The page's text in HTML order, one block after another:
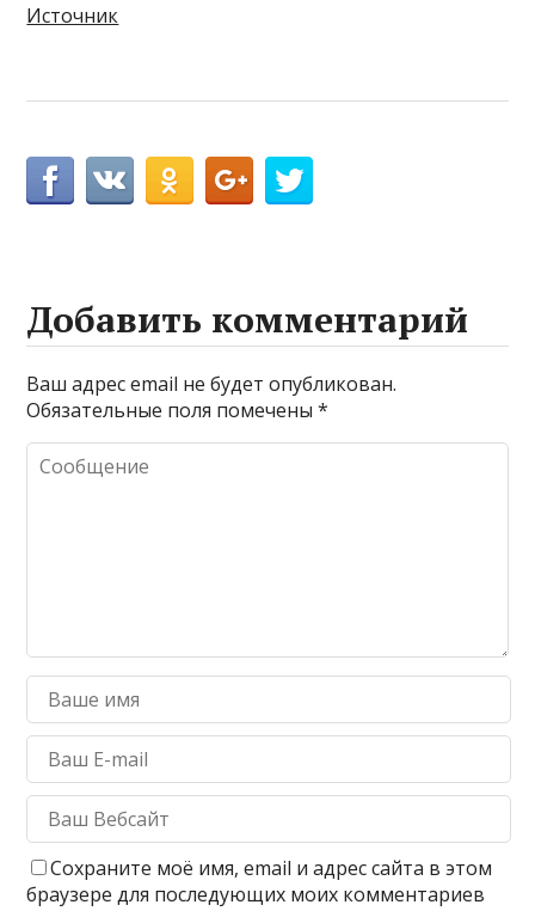
Источник
Добавить комментарий
Ваш адрес email не будет опубликован.
Обязательные поля помечены*
Сохраните моё имя, email и адрес сайта в этом
браузере для последующих моих комментариев